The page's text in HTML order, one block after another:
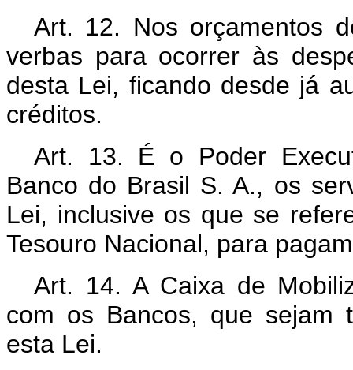
Art. 12. Nos orçamentos
verbas para ocorrer às
desta Lei, ficando desde já
créditos.
Art. 13. É o Poder
Banco do Brasil S. A., os
Lei, inclusive os que se
Tesouro Nacional, para
Art. 14. A Caixa de
com os Bancos, que sejam
esta Lei.